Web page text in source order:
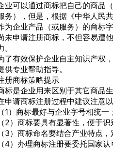
业可以通过商标把自己的商品
务），但是，根据《中华人民
为企业产品（或服务）的商标
未申请注册商标，不但容易遭
了有效保护企业自主知识产权
供专业帮助指导。
册商标策略提示
标是企业用来区别于其它商品
申请商标注册过程中建议注意
（1）商标最好与企业字号相统一；
（2）商标要具有显著性，便于
（3）商标命名要结合产业特点
（4）办理商标注册要委托国家认